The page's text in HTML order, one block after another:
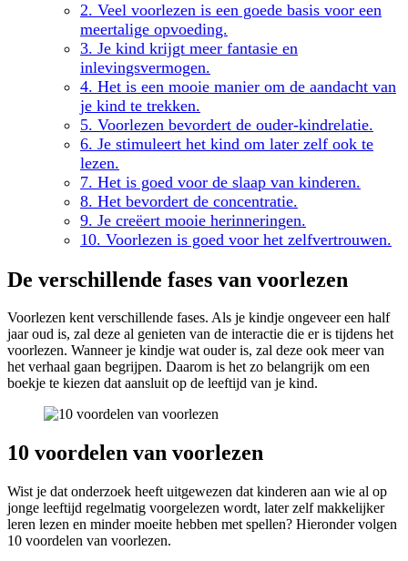
2. Veel voorlezen is een goede basis voor een
meertalige opvoeding.
3. Je kind krijgt meer fantasie en
inlevingsvermogen.
4. Het is een mooie manier om de aandacht van
je kind te trekken.
5. Voorlezen bevordert de ouder-kindrelatie.
6. Je stimuleert het kind om later zelf ook te
lezen.
7. Het is goed voor de slaap van kinderen.
8. Het bevordert de concentratie.
9. Je creëert mooie herinneringen.
10. Voorlezen is goed voor het zelfvertrouwen.
De verschillende fases van voorlezen
Voorlezen kent verschillende fases. Als je kindje ongeveer een half
jaar oud is, zal deze al genieten van de interactie die er is tijdens het
voorlezen. Wanneer je kindje wat ouder is, zal deze ook meer van
het verhaal gaan begrijpen. Daarom is het zo belangrijk om een
boekje te kiezen dat aansluit op de leeftijd van je kind.
10 voordelen van voorlezen
Wist je dat onderzoek heeft uitgewezen dat kinderen aan wie al op
jonge leeftijd regelmatig voorgelezen wordt, later zelf makkelijker
leren lezen en minder moeite hebben met spellen? Hieronder volgen
10 voordelen van voorlezen.